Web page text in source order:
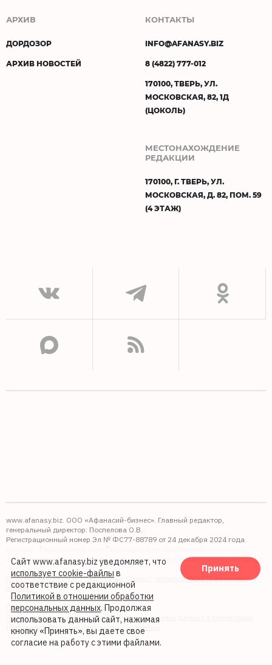
АРХИВ
ДОРДОЗОР
АРХИВ НОВОСТЕЙ
КОНТАКТЫ
INFO@AFANASY.BIZ
8 (4822) 777-012
170100, ТВЕРЬ, УЛ.
МОСКОВСКАЯ, 82, 1Д
(ЦОКОЛЬ)
МЕСТОНАХОЖДЕНИЕ
РЕДАКЦИИ
170100, Г. ТВЕРЬ, УЛ.
МОСКОВСКАЯ, Д. 82, ПОМ. 59
(4 ЭТАЖ)
www.afanasy.biz. ООО «Афанасий-бизнес». Главный редактор,
генеральный директор: Поспелова О.В.
Регистрационный номер Эл № ФС77-88789 от 24 декабря 2024 года
Выдано: Федеральная служба по надзору в сфере связи,
информационных технологий и массовых коммуникаций (Роскомнадзор).
Правопреемником АО "Афанасий-бизнес" является ООО "Афанасий-
бизнес"
Политика обработки файлов cookie
Политика в отношении обработки персональных данных и реализации
требований к защите персональных данных
Сайт www.afanasy.biz уведомляет, что
использует cookie-файлы в
соответствие с редакционной
Политикой в отношении обработки
персональных данных. Продолжая
использовать данный сайт, нажимая
кнопку «Принять», вы даете свое
согласие на работу с этими файлами.
Принять